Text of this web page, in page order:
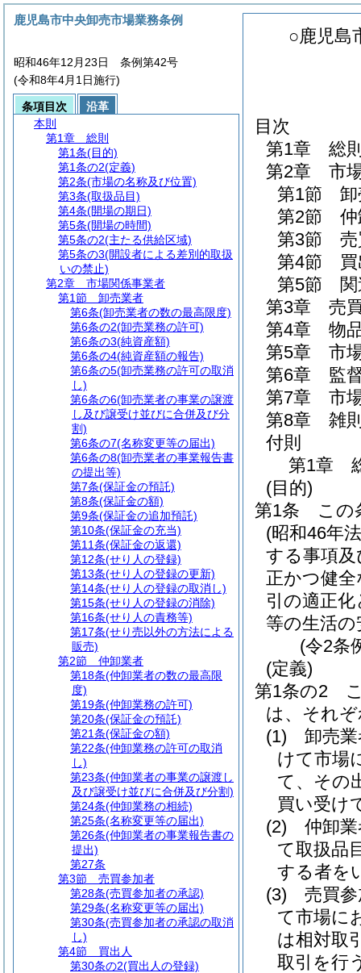
○鹿児島
目次
第1章
総
第2章
市
第1節
第2節
第3節
第4節
第5節
第3章
売
第4章
物
第5章
市
第6章
監
第7章
市
第8章
雑
付則
第1章
(目的)
第1条
この
(昭和46年
する事項
正かつ健
引の適正
等の生活
(令2条
(定義)
第1条の2
は、それ
(1)
卸売
けて市場
て、その
買い受け
(2)
仲卸
て取扱品
する者を
(3)
売買
て市場に
は相対取
取引を行
鹿児島市中央卸売市場業務条例
昭和46年12月23日 条例第42号
(令和8年4月1日施行)
条項目次
沿革
本則
第1章
総則
第1条(目的)
第1条の2(定義)
第2条(市場の名称及び位置)
第3条(取扱品目)
第4条(開場の期日)
第5条(開場の時間)
第5条の2(主たる供給区域)
第5条の3(開設者による差別的取扱
いの禁止)
第2章
市場関係事業者
第1節
卸売業者
第6条(卸売業者の数の最高限度)
第6条の2(卸売業務の許可)
第6条の3(純資産額)
第6条の4(純資産額の報告)
第6条の5(卸売業務の許可の取消
し)
第6条の6(卸売業者の事業の譲渡
し及び譲受け並びに合併及び分
割)
第6条の7(名称変更等の届出)
第6条の8(卸売業者の事業報告書
の提出等)
第7条(保証金の預託)
第8条(保証金の額)
第9条(保証金の追加預託)
第10条(保証金の充当)
第11条(保証金の返還)
第12条(せり人の登録)
第13条(せり人の登録の更新)
第14条(せり人の登録の取消し)
第15条(せり人の登録の消除)
第16条(せり人の責務等)
第17条(せり売以外の方法による
販売)
第2節
仲卸業者
第18条(仲卸業者の数の最高限
度)
第19条(仲卸業務の許可)
第20条(保証金の預託)
第21条(保証金の額)
第22条(仲卸業務の許可の取消
し)
第23条(仲卸業者の事業の譲渡し
及び譲受け並びに合併及び分割)
第24条(仲卸業務の相続)
第25条(名称変更等の届出)
第26条(仲卸業者の事業報告書の
提出)
第27条
第3節
売買参加者
第28条(売買参加者の承認)
第29条(名称変更等の届出)
第30条(売買参加者の承認の取消
し)
第4節
買出人
第30条の2(買出人の登録)